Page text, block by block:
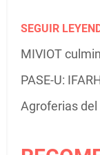
SEGUIR
MIVIOT
PASE-U:
Agroferias